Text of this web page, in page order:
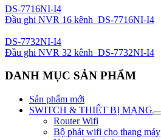
DS-7716NI-I4
Đầu ghi NVR 16 kênh_DS-7716NI-I4
DS-7732NI-I4
Đầu ghi NVR 32 kênh_DS-7732NI-I4
DANH MỤC SẢN PHẨM
Sản phẩm mới
SWITCH & THIẾT BỊ MẠNG
Router Wifi
Bộ phát wifi cho thang máy